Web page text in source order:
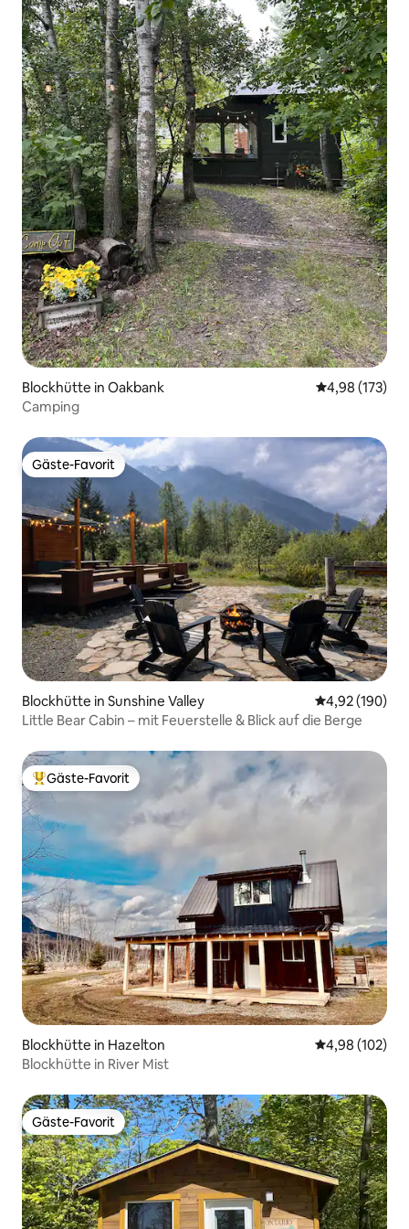
Blockhütte in Oakbank
4,98 (173)
Camping
Gäste-Favorit
Gäste-Favorit
Blockhütte in Sunshine Valley
4,92 (190)
Little Bear Cabin – mit Feuerstelle & Blick auf die Berge
Beliebter Gäste-Favorit.
Gäste-Favorit
Blockhütte in Hazelton
4,98 (102)
Blockhütte in River Mist
Gäste-Favorit
Gäste-Favorit